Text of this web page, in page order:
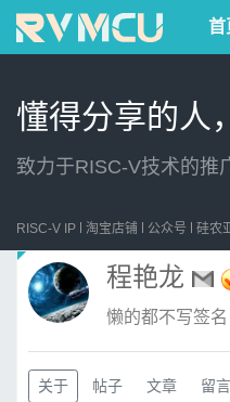
首
懂得分享的人
致力于RISC-V技术的推
RISC-V IP 淘宝店铺 公众号 硅农
程艳龙
懒的都不写签名
关于 帖子 文章 留言